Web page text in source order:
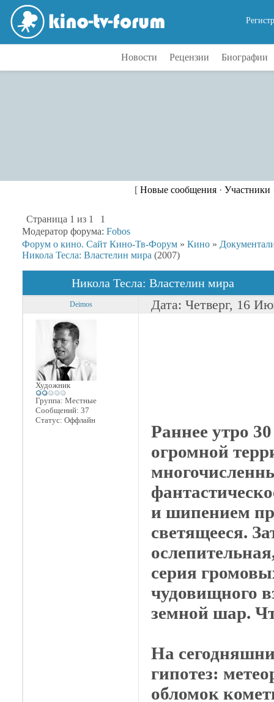
Новости Рецензии Биографии
[ Новые сообщения· Участники
Страница 1 из 1
1
Модератор форума: Fobos
Форум о кино. Сайт Кино-Тв-Форум » Кино »
Никола Тесла: Властелин мира (2007)
Никола Тесла: Властелин мира
Deimos Дата: Четверг, 16
Художник
Группа: Местные
Сообщений: 37
Статус: Оффлайн
Раннее утро
огромной
и шипением
светящееся.
серия
чудовищного
земной шар.
На
гипотез:
обломок